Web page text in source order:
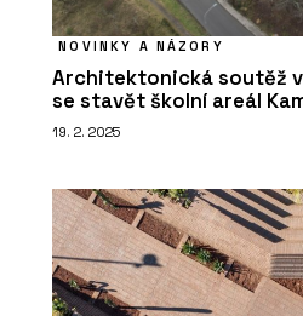
NOVINKY A NÁZORY
Architektonická soutěž
se stavět školní areál
19. 2. 2025